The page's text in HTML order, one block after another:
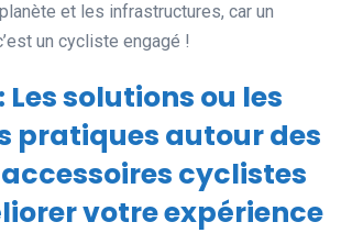
et les infrastructures, car un
un cycliste engagé !
Les solutions ou les
pratiques autour des
cyclistes
votre expérience